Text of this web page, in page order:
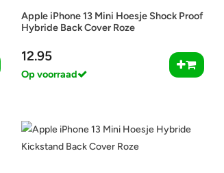
Apple iPhone 13 Mini Hoesje Shock Proof
Hybride Back Cover Roze
12.95
Op voorraad